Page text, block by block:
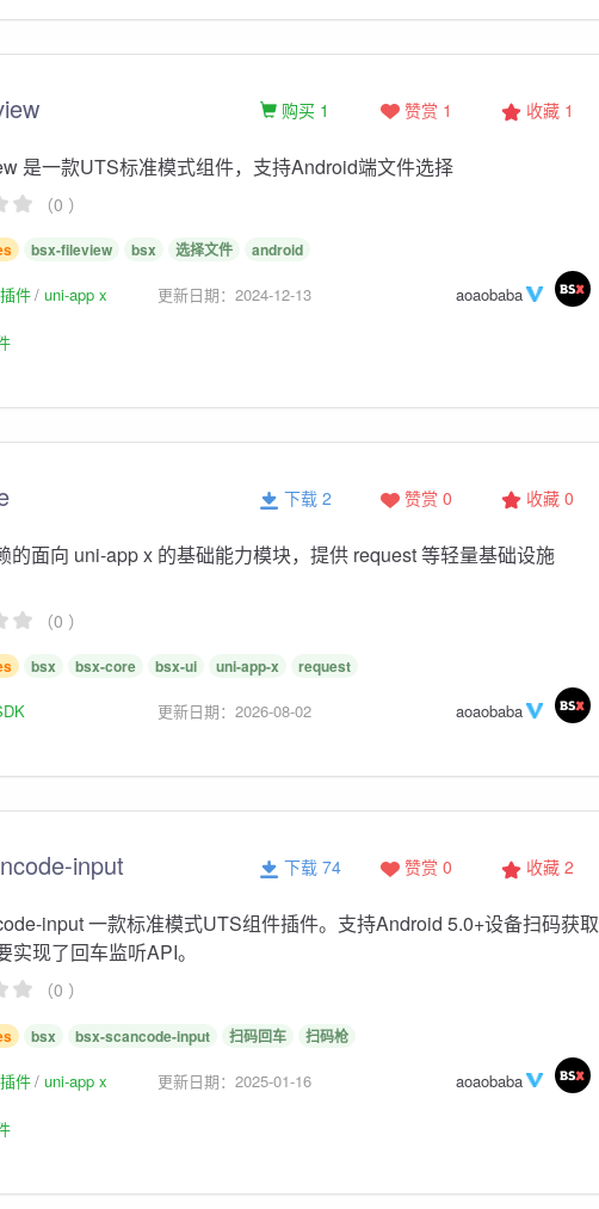
收藏 1
赞赏 1
购买 1
是一款UTS标准模式组件，支持Android端文件选择
（0 ）
bsx-fileview bsx 选择文件 android
件 uni-app x 更新日期：2024-12-13 aoaobaba
收藏 0
赞赏 0
下载 2
的面向 uni-app x 的基础能力模块，提供 request 等轻量基础设施
（0 ）
bsx bsx-core bsx-ui uni-app-x request
更新日期：2026-08-02 aoaobaba
input 收藏 2
赞赏 0
下载 74
input 一款标准模式UTS组件插件。支持Android 5.0+设备扫码获取
实现了回车监听API。
（0 ）
bsx bsx-scancode-input 扫码回车 扫码枪
件 uni-app x 更新日期：2025-01-16 aoaobaba